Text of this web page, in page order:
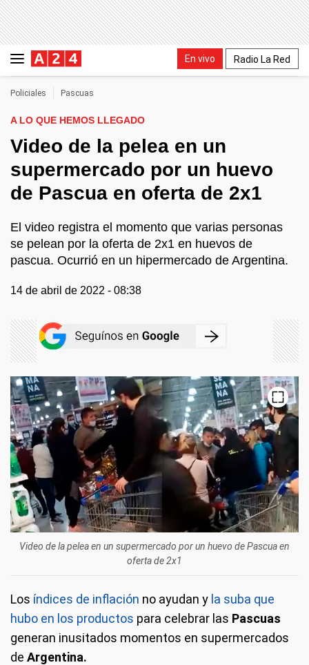
En vivo Radio La Red
Policiales Pascuas
A LO QUE HEMOS LLEGADO
Video de la pelea en un
supermercado por un huevo
de Pascua en oferta de 2x1
El video registra el momento que varias personas
se pelean por la oferta de 2x1 en huevos de
pascua. Ocurrió en un hipermercado de Argentina.
14 de abril de 2022 - 08:38
Video de la pelea en un supermercado por un huevo de Pascua en
oferta de 2x1
Los índices de inflación no ayudan y la suba que
hubo en los productos para celebrar las Pascuas
generan inusitados momentos en supermercados
de Argentina.